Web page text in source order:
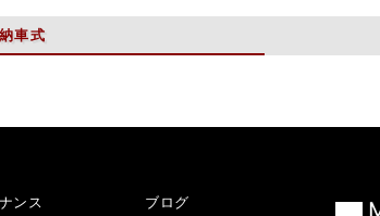
納車式
ンス ブログ